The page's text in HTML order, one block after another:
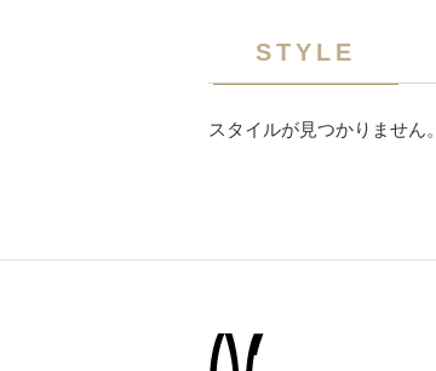
STYLE
スタイルが見つかりません。